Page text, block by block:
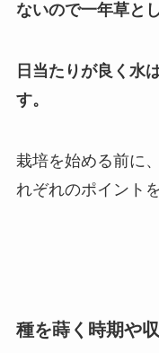
ないので一年草と
日当たりが良く水
す。
栽培を始める前に
れぞれのポイント
種を蒔く時期や